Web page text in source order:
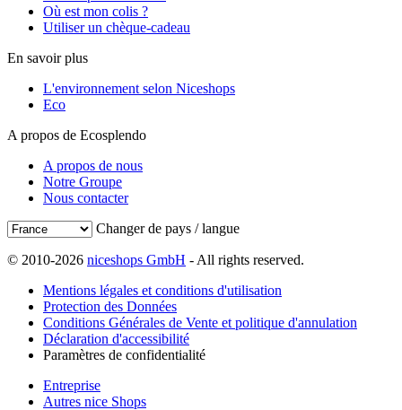
Où est mon colis ?
Utiliser un chèque-cadeau
En savoir plus
L'environnement selon Niceshops
Eco
A propos de Ecosplendo
A propos de nous
Notre Groupe
Nous contacter
Changer de pays / langue
© 2010-2026 niceshops GmbH - All rights reserved.
Mentions légales et conditions d'utilisation
Protection des Données
Conditions Générales de Vente et politique d'annulation
Déclaration d'accessibilité
Paramètres de confidentialité
Entreprise
Autres nice Shops